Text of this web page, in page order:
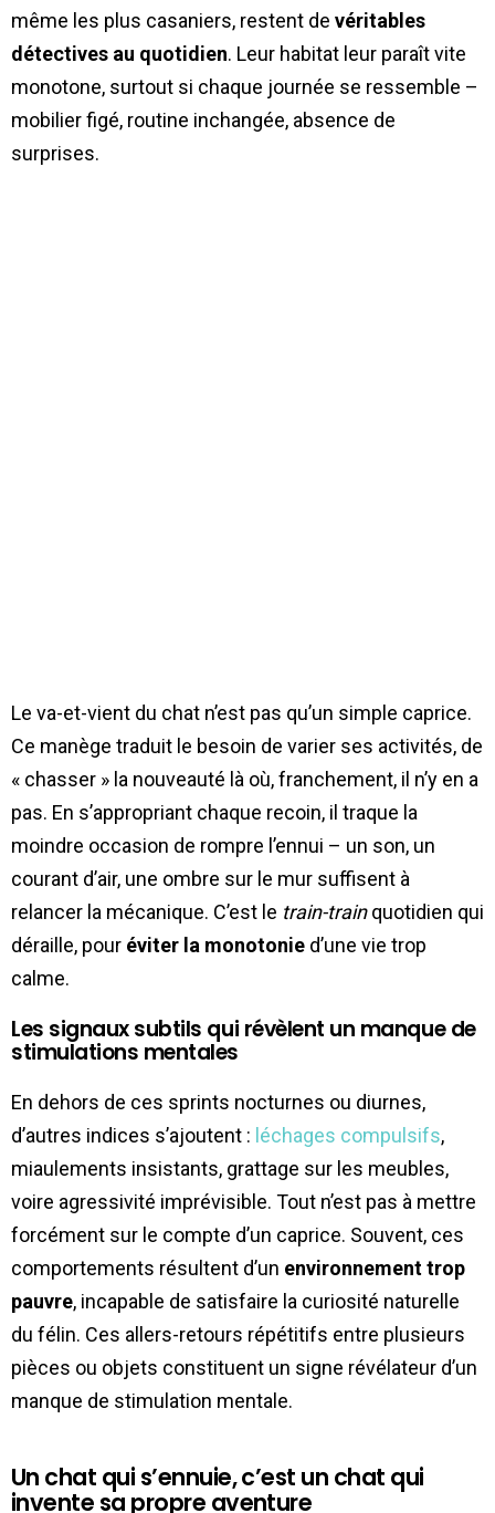
même les plus casaniers, restent de véritables
détectives au quotidien. Leur habitat leur paraît vite
monotone, surtout si chaque journée se ressemble –
mobilier figé, routine inchangée, absence de
surprises.
Le va-et-vient du chat n’est pas qu’un simple caprice.
Ce manège traduit le besoin de varier ses activités, de
« chasser » la nouveauté là où, franchement, il n’y en a
pas. En s’appropriant chaque recoin, il traque la
moindre occasion de rompre l’ennui – un son, un
courant d’air, une ombre sur le mur suffisent à
relancer la mécanique. C’est le train-trainquotidien qui
déraille, pour éviter la monotonie d’une vie trop
calme.
Les signaux subtils qui révèlent un manque de
stimulations mentales
En dehors de ces sprints nocturnes ou diurnes,
d’autres indices s’ajoutent : léchages compulsifs,
miaulements insistants, grattage sur les meubles,
voire agressivité imprévisible. Tout n’est pas à mettre
forcément sur le compte d’un caprice. Souvent, ces
comportements résultent d’un environnement trop
pauvre, incapable de satisfaire la curiosité naturelle
du félin. Ces allers-retours répétitifs entre plusieurs
pièces ou objets constituent un signe révélateur d’un
manque de stimulation mentale.
Un chat qui s’ennuie, c’est un chat qui
invente sa propre aventure